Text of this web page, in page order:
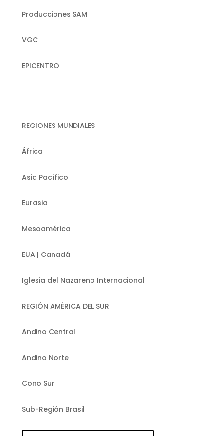
Producciones SAM
VGC
EPICENTRO
REGIONES MUNDIALES
África
Asia Pacífico
Eurasia
Mesoamérica
EUA | Canadá
Iglesia del Nazareno Internacional
REGIÓN AMÉRICA DEL SUR
Andino Central
Andino Norte
Cono Sur
Sub-Región Brasil